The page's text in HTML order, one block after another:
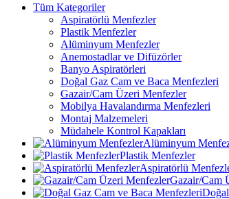
Tüm Kategoriler
Aspiratörlü Menfezler
Plastik Menfezler
Alüminyum Menfezler
Anemostadlar ve Difüzörler
Banyo Aspiratörleri
Doğal Gaz Cam ve Baca Menfezleri
Gazair/Cam Üzeri Menfezler
Mobilya Havalandırma Menfezleri
Montaj Malzemeleri
Müdahele Kontrol Kapakları
Alüminyum
Plastik Menfezler
Aspiratörlü
Gazair/Cam